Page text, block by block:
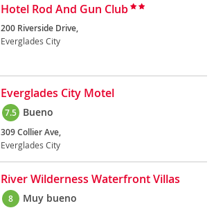
Hotel Rod And Gun Club
200 Riverside Drive,
Everglades City
Everglades City Motel
7.5 Bueno
309 Collier Ave,
Everglades City
River Wilderness Waterfront Villas
8 Muy bueno